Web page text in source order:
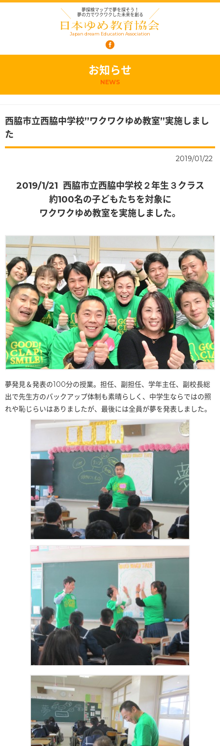
夢探検マップで夢を探そう！
夢の力でワクワクした未来を創る
Japan dream Education Association
お知らせ
NEWS
西脇市立西脇中学校”ワクワクゆめ教室”実施しまし
た
2019/01/22
2019/1/21 西脇市立西脇中学校２年生３クラス
約100名の子どもたちを対象に
ワクワクゆめ教室を実施しました。
夢発見＆発表の100分の授業。担任、副担任、学年主任、副校長総
出で先生方のバックアップ体制も素晴らしく、中学生ならではの照
れや恥じらいはありましたが、最後には全員が夢を発表しました。